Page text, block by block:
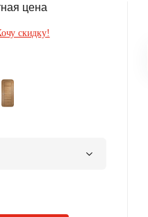
цена
скидку!